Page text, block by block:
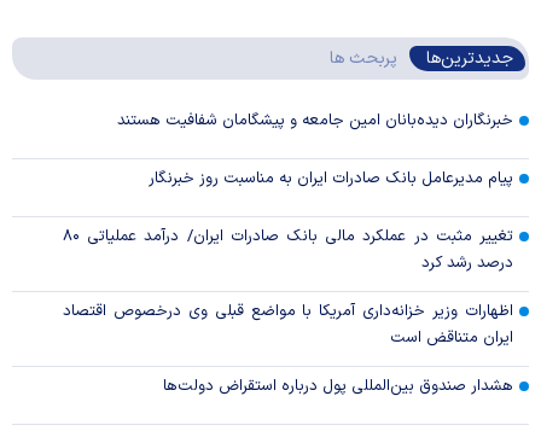
جدیدترین‌ها پربحث ها
خبرنگاران دیده‌بانان امین جامعه و پیشگامان شفافیت هستند
پیام مدیرعامل بانک صادرات ایران به مناسبت روز خبرنگار
تغییر مثبت در عملکرد مالی بانک صادرات ایران/ درآمد عملیاتی ۸۰
درصد رشد کرد
اظهارات وزیر خزانه‌داری آمریکا با مواضع قبلی وی درخصوص اقتصاد
ایران متناقض است
هشدار صندوق بین‌المللی پول درباره استقراض دولت‌ها